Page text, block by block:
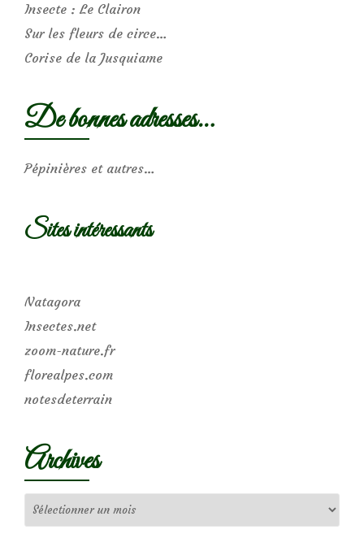
Insecte : Le Clairon
Sur les fleurs de circe…
Corise de la Jusquiame
De bonnes adresses…
Pépinières et autres…
Sites intéressants
Natagora
Insectes.net
zoom-nature.fr
florealpes.com
notesdeterrain
Archives